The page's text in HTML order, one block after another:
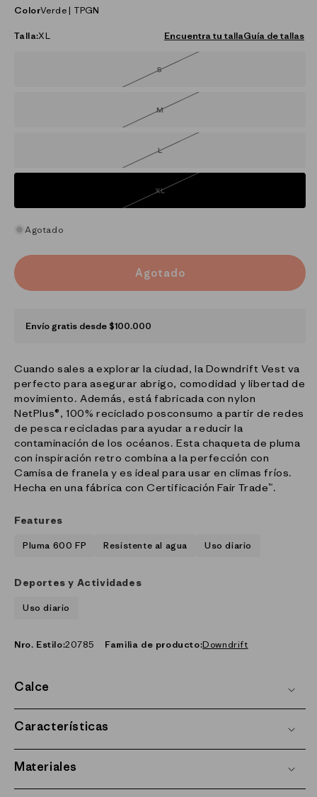
ColorVerde | TPGN
Talla:XL Encuentra tu tallaGuía de tallas
SVariante
disponible
MVariante
disponible
LVariante
no
disponible
XLVariante
o
Agotado
Agotado
Envío gratis desde $100.000
Cuando sales a explorar la ciudad, la Downdrift Vest va
perfecto para asegurar abrigo, comodidad y libertad de
movimiento. Además, está fabricada con nylon
NetPlus®, 100% reciclado posconsumo a partir de redes
de pesca recicladas para ayudar a reducir la
contaminación de los océanos. Esta chaqueta de pluma
con inspiración retro combina a la perfección con
Camisa de franela y es ideal para usar en climas fríos.
Hecha en una fábrica con Certificación Fair Trade™.
Features
Pluma 600 FP Resistente al agua Uso diario
Deportes y Actividades
Uso diario
Nro. Estilo:20785 Familia de producto:Downdrift
Calce
Características
Materiales